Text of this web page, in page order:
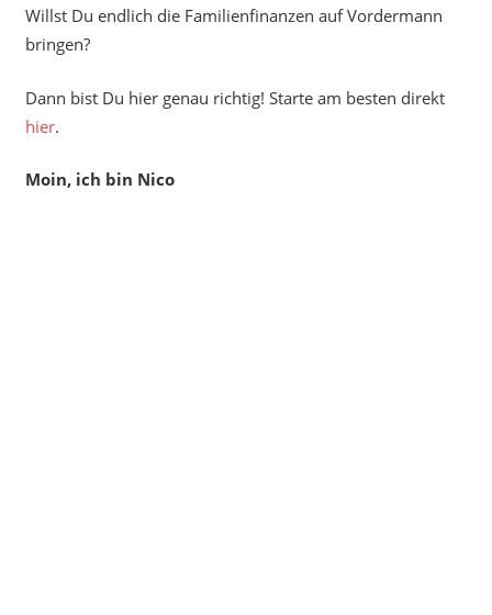
Willst Du endlich die Familienfinanzen auf Vordermann
bringen?
Dann bist Du hier genau richtig! Starte am besten direkt
hier.
Moin, ich bin Nico